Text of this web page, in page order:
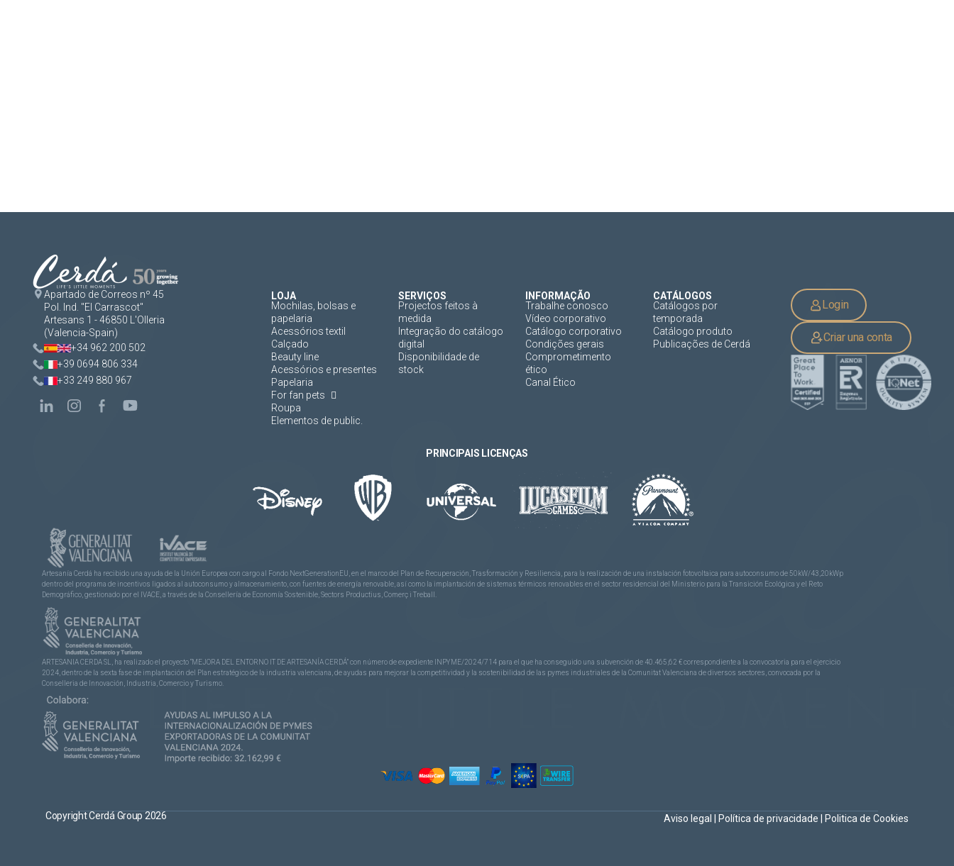
Apartado de Correos nº 45
Pol. Ind. "El Carrascot"
Artesans 1 - 46850 L'Olleria
(Valencia-Spain)
+34 962 200 502
+39 0694 806 334
+33 249 880 967
LOJA
Mochilas, bolsas e
papelaria
Acessórios textil
Calçado
Beauty line
Acessórios e presentes
Papelaria
For fan pets
Roupa
Elementos de public.
SERVIÇOS
Projectos feitos à
medida
Integração do catálogo
digital
Disponibilidade de
stock
INFORMAÇÃO
Trabalhe conosco
Vídeo corporativo
Catálogo corporativo
Condições gerais
Comprometimento
ético
Canal Ético
CATÁLOGOS
Catálogos por
temporada
Catálogo produto
Publicações de Cerdá
Login
Criar una conta
PRINCIPAIS LICENÇAS
Artesanía Cerdá ha recibido una ayuda de la Unión Europea con cargo al Fondo NextGenerationEU, en el marco del Plan de Recuperación, Trasformación y Resiliencia, para la realización de una instalación fotovoltaica para autoconsumo de 50kW/43,20kWp
dentro del programa de incentivos ligados al autoconsumo y almacenamiento, con fuentes de energía renovable, así como la implantación de sistemas térmicos renovables en el sector residencial del Ministerio para la Transición Ecológica y el Reto
Demográfico, gestionado por el IVACE, a través de la Consellería de Economía Sostenible, Sectors Productius, Comerç i Treball.
ARTESANIA CERDA SL, ha realizado el proyecto “MEJORA DEL ENTORNO IT DE ARTESANÍA CERDÁ” con número de expediente INPYME/2024/714 para el que ha conseguido una subvención de 40.465,62 € correspondiente a la convocatoria para el ejercicio
2024, dentro de la sexta fase de implantación del Plan estratégico de la industria valenciana, de ayudas para mejorar la competitividad y la sostenibilidad de las pymes industriales de la Comunitat Valenciana de diversos sectores, convocada por la
Conselleria de Innovación, Industria, Comercio y Turismo.
Copyright Cerdá Group 2026 Aviso legal Política de privacidade Politica de Cookies